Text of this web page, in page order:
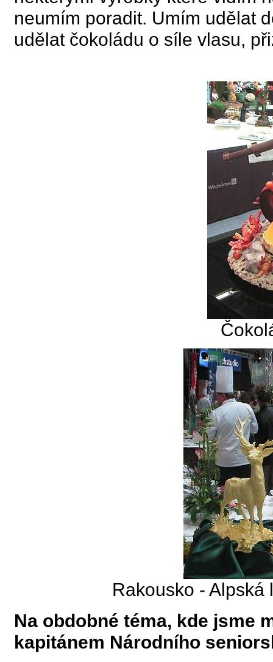
neumím poradit. Umím udělat
udělat čokoládu o síle vlasu,
Rakousko -
Na obdobné téma, kde jsme
kapitánem Národního